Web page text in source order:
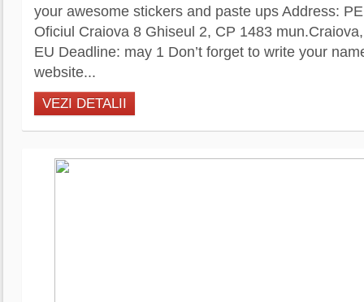
your awesome stickers and paste ups Address:
Oficiul Craiova 8 Ghiseul 2, CP 1483
EU Deadline: may 1 Don’t forget to write your
website...
VEZI DETALII